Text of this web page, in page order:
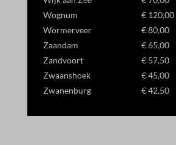
Wognum
€ 120,00
Wormerveer
€ 80,00
Zaandam
€ 65,00
Zandvoort
€ 57,50
Zwaanshoek
€ 45,00
Zwanenburg
€ 42,50